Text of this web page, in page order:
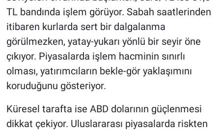
TL bandında işlem görüyor. Sabah saatlerinden
itibaren kurlarda sert bir dalgalanma
görülmezken, yatay-yukarı yönlü bir seyir öne
çıkıyor. Piyasalarda işlem hacminin sınırlı
olması, yatırımcıların bekle-gör yaklaşımını
koruduğunu gösteriyor.
Küresel tarafta ise ABD dolarının güçlenmesi
dikkat çekiyor. Uluslararası piyasalarda riskten